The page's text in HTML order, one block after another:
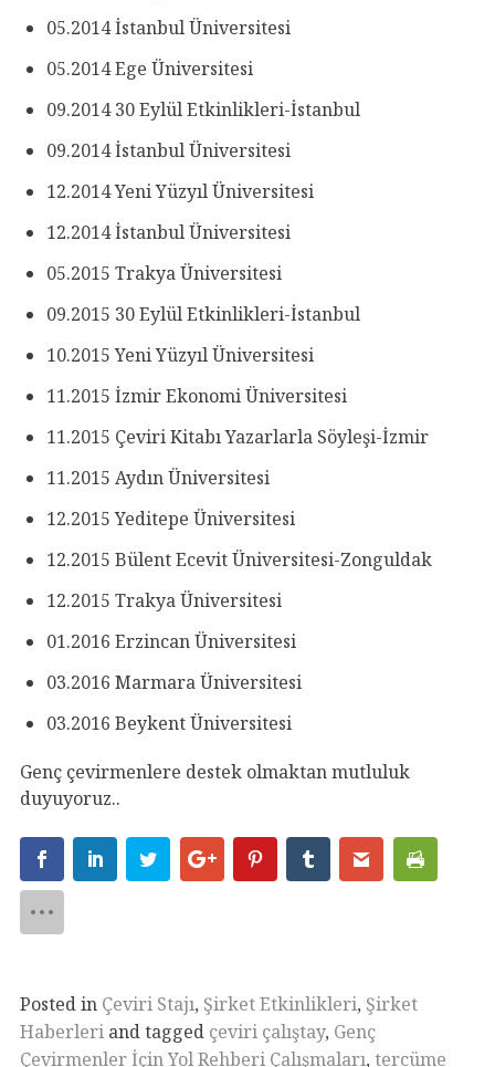
05.2014 İstanbul Üniversitesi
05.2014 Ege Üniversitesi
09.2014 30 Eylül Etkinlikleri-İstanbul
09.2014 İstanbul Üniversitesi
12.2014 Yeni Yüzyıl Üniversitesi
12.2014 İstanbul Üniversitesi
05.2015 Trakya Üniversitesi
09.2015 30 Eylül Etkinlikleri-İstanbul
10.2015 Yeni Yüzyıl Üniversitesi
11.2015 İzmir Ekonomi Üniversitesi
11.2015 Çeviri Kitabı Yazarlarla Söyleşi-İzmir
11.2015 Aydın Üniversitesi
12.2015 Yeditepe Üniversitesi
12.2015 Bülent Ecevit Üniversitesi-Zonguldak
12.2015 Trakya Üniversitesi
01.2016 Erzincan Üniversitesi
03.2016 Marmara Üniversitesi
03.2016 Beykent Üniversitesi
Genç çevirmenlere destek olmaktan mutluluk
duyuyoruz..
Posted in Çeviri Stajı, Şirket Etkinlikleri, Şirket
Haberleri and tagged çeviri çalıştay, Genç
Çevirmenler İçin Yol Rehberi Çalışmaları, tercüme